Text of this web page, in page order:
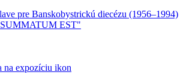
pre Banskobystrickú diecézu (1956–1994)
EST"
na expozíciu ikon